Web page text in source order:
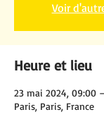
Voir
Heure et lieu
23 mai 2024, 09:00
Paris, Paris, France